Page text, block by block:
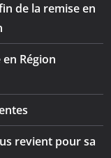
de la remise en
Région
revient pour sa